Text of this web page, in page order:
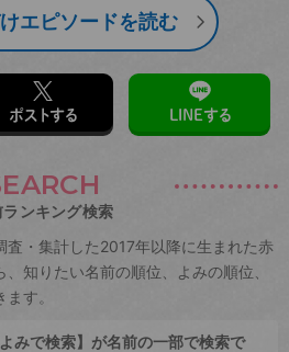
エピソードを読む
ポストする LINEする
ランキング検索
査・集計した2017年以降に生まれた赤
知りたい名前の順位、よみの順位、
す。
みで検索】が名前の一部で検索で